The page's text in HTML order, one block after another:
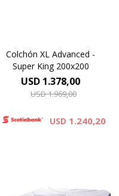
Colchón XL Advanced -
Super King 200x200
USD 1.378,00
USD1.969,00
USD 1.240,20